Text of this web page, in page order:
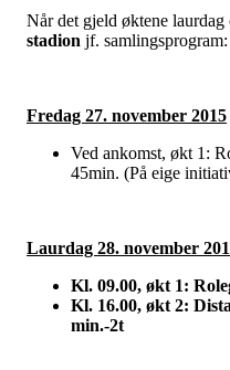
Når det gjeld øktene laurdag
stadion jf. samlingsprogram:
Fredag 27. november 2015
Ved ankomst, økt 1:
45min. (På eige
Laurdag 28. november
Kl. 09.00, økt 1:
Kl. 16.00, økt 2:
min.-2t